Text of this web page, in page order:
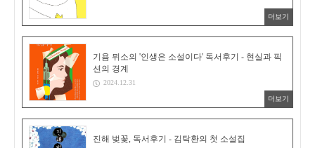
더보기
기욤 뮈소의 '인생은 소설이다' 독서후기 - 현실과 픽
션의 경계
2024.12.31
더보기
진해 벚꽃, 독서후기 - 김탁환의 첫 소설집